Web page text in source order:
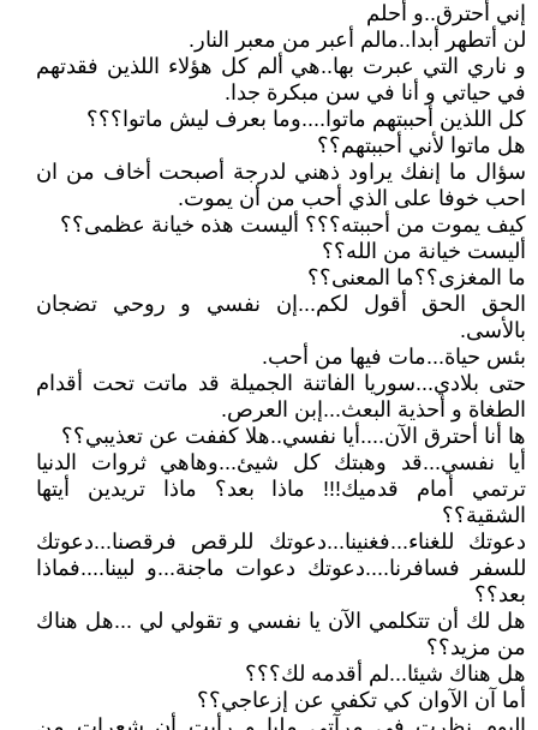
إني أحترق..و أحلم
لن أتطهر أبدا..مالم أعبر من معبر النار.
و ناري التي عبرت بها..هي ألم كل هؤلاء اللذين فقدتهم
في حياتي و أنا في سن مبكرة جدا.
كل اللذين أحببتهم ماتوا....وما بعرف ليش ماتوا؟؟؟
هل ماتوا لأني أحببتهم؟؟
سؤال ما إنفك يراود ذهني لدرجة أصبحت أخاف من ان
احب خوفا على الذي أحب من أن يموت.
كيف يموت من أحببته؟؟؟ أليست هذه خيانة عظمى؟؟
أليست خيانة من الله؟؟
ما المغزى؟؟ما المعنى؟؟
الحق الحق أقول لكم...إن نفسي و روحي تضجان
بالأسى.
بئس حياة...مات فيها من أحب.
حتى بلادي...سوريا الفاتنة الجميلة قد ماتت تحت أقدام
الطغاة و أحذية البعث...إبن العرص.
ها أنا أحترق الآن....أيا نفسي..هلا كففت عن تعذيبي؟؟
أيا نفسي...قد وهبتك كل شيئ...وهاهي ثروات الدنيا
ترتمي أمام قدميك!!! ماذا بعد؟ ماذا تريدين أيتها
الشقية؟؟
دعوتك للغناء...فغنينا...دعوتك للرقص فرقصنا...دعوتك
للسفر فسافرنا....دعوتك دعوات ماجنة...و لبينا....فماذا
بعد؟؟
هل لك أن تتكلمي الآن يا نفسي و تقولي لي ...هل هناك
من مزيد؟؟
هل هناك شيئا...لم أقدمه لك؟؟؟
أما آن الآوان كي تكفي عن إزعاجي؟؟